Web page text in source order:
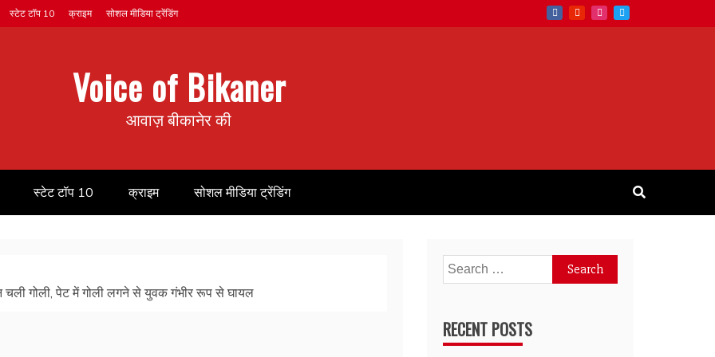
स्टेट टॉप 10 क्राइम सोशल मीडिया ट्रेंडिंग
Voice of Bikaner
आवाज़ बीकानेर की
स्टेट टॉप 10 क्राइम सोशल मीडिया ट्रेंडिंग
चली गोली, पेट में गोली लगने से युवक गंभीर रूप से घायल
Search
for:
RECENT POSTS